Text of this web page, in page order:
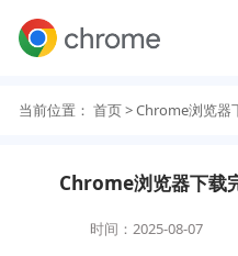
当前位置： 首页> Chrome浏览器
Chrome浏览器下载
时间：2025-08-07